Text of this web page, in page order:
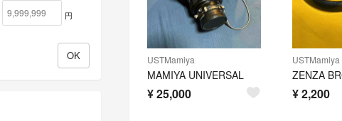
USTMamiya
MAMIYA UNIVERSAL
¥25,000
USTMamiya
¥2,200
円